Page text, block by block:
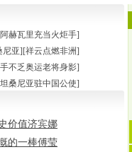
赫瓦里充当火炬手]
尼亚][祥云点燃非洲]
不乏奥运老将身影]
桑尼亚驻中国公使]
价值济宾娜
的一棒傅莹